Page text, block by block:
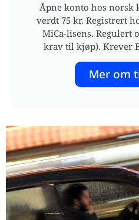
Åpne konto hos norsk
verdt 75 kr. Registrert
MiCa-lisens. Regulert
krav til kjøp). Krever
Mer om